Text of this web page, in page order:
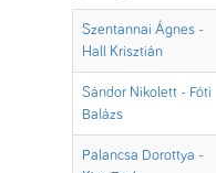
Szentannai Ágnes -
Hall Krisztián
Sándor Nikolett - Fóti
Balázs
Palancsa Dorottya -